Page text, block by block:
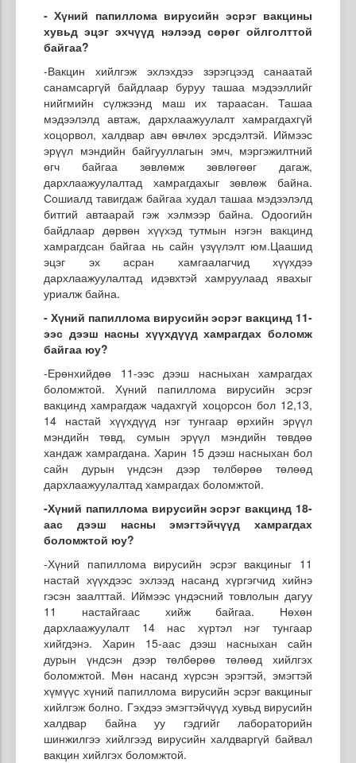
- Хүний папилломавирусийн эсрэг вакцины
хувьд эцэг эхчүүд нэлээд сөрөг ойлголттой
байгаа?
-Вакцин хийлгэж эхлэхдээ зэрэгцээд санаатай
санамсаргүй байдлаар буруу ташаа мэдээллийг
нийгмийн сүлжээнд маш их тараасан. Ташаа
мэдээлэлд автаж, дархлаажуулалт хамрагдахгүй
хоцорвол, халдвар авч өвчлөх эрсдэлтэй. Иймээс
эрүүл мэндийн байгууллагын эмч, мэргэжилтний
өгч байгаа зөвлөмж зөвлөгөөг дагаж,
дархлаажуулалтад хамрагдахыг зөвлөж байна.
Сошиалд тавигдаж байгаа худал ташаа мэдээлэлд
битгий автаарай гэж хэлмээр байна. Одоогийн
байдлаар дөрвөн хүүхэд тутмын нэгэн вакцинд
хамрагдсан байгаа нь сайн үзүүлэлт юм.Цаашид
эцэг эх асран хамгаалагчид хүүхдээ
дархлаажуулалтад идэвхтэй хамруулаад явахыг
уриалж байна.
- Хүний папиллома вирусийн эсрэг вакцинд 11-
ээс дээш насны хүүхдүүд хамрагдах боломж
байгаа юу?
-Ерөнхийдөө 11-ээс дээш насныхан хамрагдах
боломжтой. Хүний папиллома вирусийн эсрэг
вакцинд хамрагдаж чадахгүй хоцорсон бол 12,13,
14 настай хүүхдүүд нэг тунгаар өрхийн эрүүл
мэндийн төвд, сумын эрүүл мэндийн төвдөө
хандаж хамрагдана. Харин 15 дээш насныхан бол
сайн дурын үндсэн дээр төлбөрөө төлөөд
дархлаажуулалтад хамрагдах боломжтой.
-Хүний папилломавирусийн эсрэг вакцинд 18-
аас дээш насны эмэгтэйчүүд хамрагдах
боломжтой юу?
-Хүний папиллома вирусийн эсрэг вакциныг 11
настай хүүхдээс эхлээд насанд хүргэгчид хийнэ
гэсэн заалттай. Иймээс үндэсний товлолын дагуу
11 настайгаас хийж байгаа. Нөхөн
дархлаажуулалт 14 нас хүртэл нэг тунгаар
хийгдэнэ. Харин 15-аас дээш насныхан сайн
дурын үндсэн дээр төлбөрөө төлөөд хийлгэх
боломжтой. Мөн насанд хүрсэн эрэгтэй, эмэгтэй
хүмүүс хүний папиллома вирусийн эсрэг вакциныг
хийлгэж болно. Гэхдээ эмэгтэйчүүд хувьд вирусийн
халдвар байна уу гэдгийг лабораторийн
шинжилгээ хийлгээд вирусийн халдваргүй байвал
вакцин хийлгэх боломжтой.